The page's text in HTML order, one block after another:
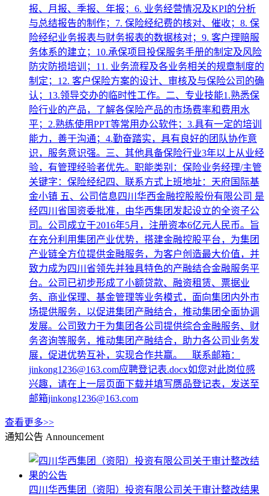
报、月报、季报、年报；6. 业务经营情况及KPI的分析
与总结报告的制作；7. 保险经纪费的核对、催收；8. 保
险经纪业务报表与财务报表的数据核对；9. 客户理赔服
务体系的建立；10.承保项目投保服务手册的制定及风险
防灾防损培训；11. 业务流程及各业务相关的规章制度的
制定；12. 客户保险方案的设计、审核及与保险公司的确
认；13.领导交办的临时性工作。二、专业技能1.熟悉保
险行业的产品，了解各保险产品的市场费率和费用水
平；2.熟练使用PPT等常用办公软件；3.具有一定的培训
能力，善于沟通；4.勤奋踏实，具有良好的团队协作意
识，服务意识强。三、其他具备保险行业3年以上从业经
验，有管理经验者优先。职能类别：保险业务经理/主管
关键字：保险经纪四、联系方式上班地址：天府国际基
金小镇 五、公司信息四川华西金融控股股份有限公司 是
经四川省国资委批准，由华西集团发起设立的全资子公
司。公司成立于2016年5月，注册资本6亿元人民币。旨
在充分利用集团产业优势，搭建金融控股平台，为集团
产业链全方位提供金融服务，为客户创造最大价值，并
致力成为四川省领先并独具特色的产融结合金融服务平
台。公司已初步形成了小额贷款、融资租赁、票据业
务、商业保理、基金管理等业务模式，面向集团内外市
场提供服务，以促进集团产融结合，推动集团全面协调
发展。公司致力于为集团各公司提供综合金融服务、财
务咨询等服务，推动集团产融结合，助力各公司业务发
展，促进优势互补，实现合作共赢。 联系邮箱：
jinkong1236@163.com应聘登记表.docx如您对此岗位感
兴趣，请在上一层页面下载并填写赝品登记表，发送至
邮箱jinkong1236@163.com
查看更多>>
通知公告 Announcement
四川华西集团（资阳）投资有限公司关于审计整改结果